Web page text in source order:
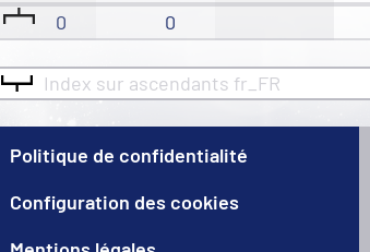
0 0
Index sur ascendants fr_FR
Politique de confidentialité
Configuration des cookies